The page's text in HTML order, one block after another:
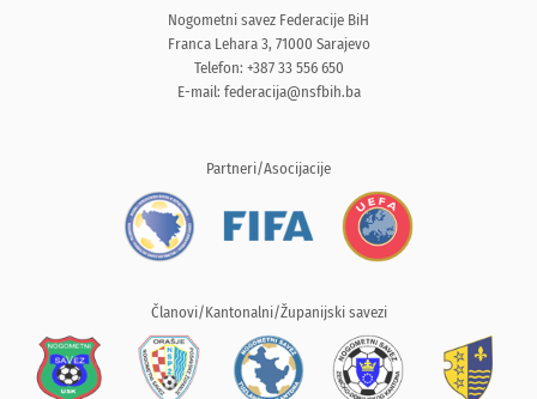
Nogometni savez Federacije BiH
Franca Lehara 3, 71000 Sarajevo
Telefon: +387 33 556 650
E-mail: federacija@nsfbih.ba
Partneri/Asocijacije
Članovi/Kantonalni/Županijski savezi